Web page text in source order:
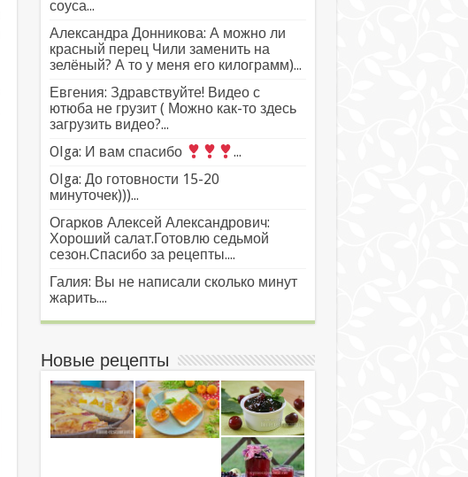
соуса...
Александра Донникова: А можно ли
красный перец Чили заменить на
зелёный? А то у меня его килограмм)...
Евгения: Здравствуйте! Видео с
ютюба не грузит ( Можно как-то здесь
загрузить видео?...
Olga: И вам спасибо
...
Olga: До готовности 15-20
минуточек)))...
Огарков Алексей Александрович:
Хороший салат.Готовлю седьмой
сезон.Спасибо за рецепты....
Галия: Вы не написали сколько минут
жарить....
Новые рецепты